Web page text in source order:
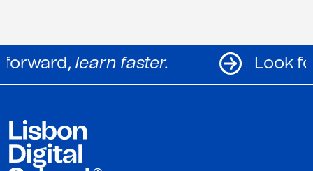
Look forward,learn faster.